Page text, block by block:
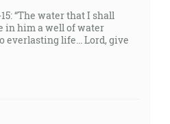
“The water that I shall
in him a well of water
everlasting life... Lord, give